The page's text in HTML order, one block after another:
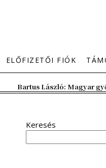
ELŐFIZETŐI FIÓK
Bartus László: Magyar
Keresés